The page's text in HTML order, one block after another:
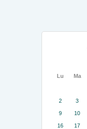
Lu Ma
2 3
9 10
16 17